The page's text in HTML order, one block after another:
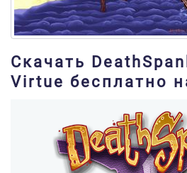
Скачать
Virtue бесплатно